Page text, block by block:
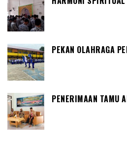
PEKAN OLAHRAGA
PENERIMAAN TAMU